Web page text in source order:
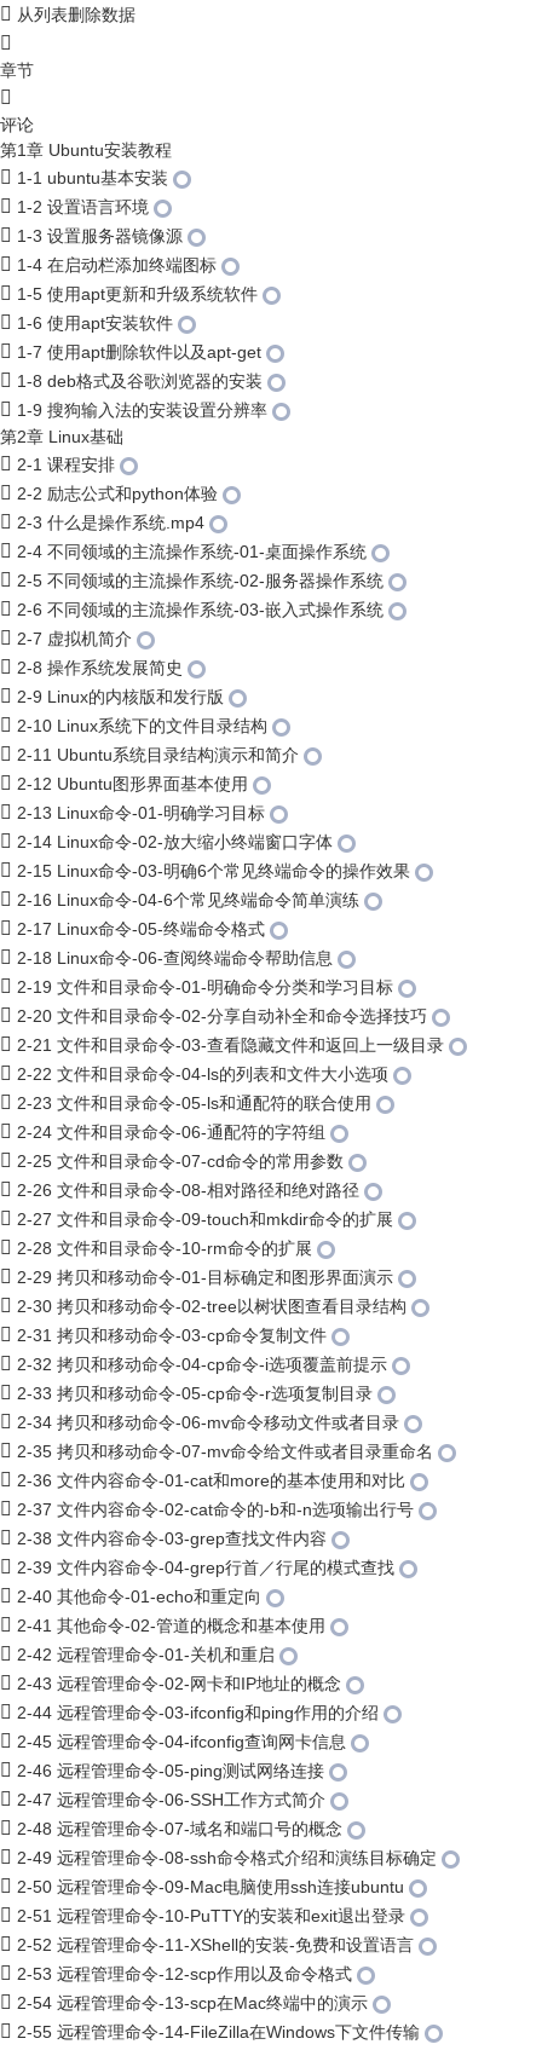
从列表删除数据
章节
评论
第1章 Ubuntu安装教程
1-1 ubuntu基本安装
1-2 设置语言环境
1-3 设置服务器镜像源
1-4 在启动栏添加终端图标
1-5 使用apt更新和升级系统软件
1-6 使用apt安装软件
1-7 使用apt删除软件以及apt-get
1-8 deb格式及谷歌浏览器的安装
1-9 搜狗输入法的安装设置分辨率
第2章 Linux基础
2-1 课程安排
2-2 励志公式和python体验
2-3 什么是操作系统.mp4
2-4 不同领域的主流操作系统-01-桌面操作系统
2-5 不同领域的主流操作系统-02-服务器操作系统
2-6 不同领域的主流操作系统-03-嵌入式操作系统
2-7 虚拟机简介
2-8 操作系统发展简史
2-9 Linux的内核版和发行版
2-10 Linux系统下的文件目录结构
2-11 Ubuntu系统目录结构演示和简介
2-12 Ubuntu图形界面基本使用
2-13 Linux命令-01-明确学习目标
2-14 Linux命令-02-放大缩小终端窗口字体
2-15 Linux命令-03-明确6个常见终端命令的操作效果
2-16 Linux命令-04-6个常见终端命令简单演练
2-17 Linux命令-05-终端命令格式
2-18 Linux命令-06-查阅终端命令帮助信息
2-19 文件和目录命令-01-明确命令分类和学习目标
2-20 文件和目录命令-02-分享自动补全和命令选择技巧
2-21 文件和目录命令-03-查看隐藏文件和返回上一级目录
2-22 文件和目录命令-04-ls的列表和文件大小选项
2-23 文件和目录命令-05-ls和通配符的联合使用
2-24 文件和目录命令-06-通配符的字符组
2-25 文件和目录命令-07-cd命令的常用参数
2-26 文件和目录命令-08-相对路径和绝对路径
2-27 文件和目录命令-09-touch和mkdir命令的扩展
2-28 文件和目录命令-10-rm命令的扩展
2-29 拷贝和移动命令-01-目标确定和图形界面演示
2-30 拷贝和移动命令-02-tree以树状图查看目录结构
2-31 拷贝和移动命令-03-cp命令复制文件
2-32 拷贝和移动命令-04-cp命令-i选项覆盖前提示
2-33 拷贝和移动命令-05-cp命令-r选项复制目录
2-34 拷贝和移动命令-06-mv命令移动文件或者目录
2-35 拷贝和移动命令-07-mv命令给文件或者目录重命名
2-36 文件内容命令-01-cat和more的基本使用和对比
2-37 文件内容命令-02-cat命令的-b和-n选项输出行号
2-38 文件内容命令-03-grep查找文件内容
2-39 文件内容命令-04-grep行首／行尾的模式查找
2-40 其他命令-01-echo和重定向
2-41 其他命令-02-管道的概念和基本使用
2-42 远程管理命令-01-关机和重启
2-43 远程管理命令-02-网卡和IP地址的概念
2-44 远程管理命令-03-ifconfig和ping作用的介绍
2-45 远程管理命令-04-ifconfig查询网卡信息
2-46 远程管理命令-05-ping测试网络连接
2-47 远程管理命令-06-SSH工作方式简介
2-48 远程管理命令-07-域名和端口号的概念
2-49 远程管理命令-08-ssh命令格式介绍和演练目标确定
2-50 远程管理命令-09-Mac电脑使用ssh连接ubuntu
2-51 远程管理命令-10-PuTTY的安装和exit退出登录
2-52 远程管理命令-11-XShell的安装-免费和设置语言
2-53 远程管理命令-12-scp作用以及命令格式
2-54 远程管理命令-13-scp在Mac终端中的演示
2-55 远程管理命令-14-FileZilla在Windows下文件传输